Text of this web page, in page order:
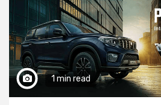
1 min read